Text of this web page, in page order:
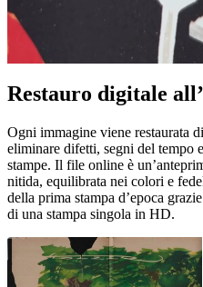
Pause
Restauro digitale
Ogni immagine viene restaurata
eliminare difetti, segni del tempo
stampe. Il file online è
nitida, equilibrata nei colori e
della prima stampa d’epoca
di una stampa singola in HD.